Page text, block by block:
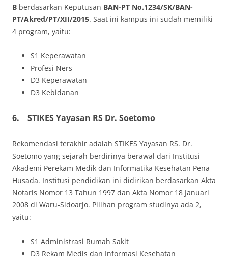
B berdasarkan Keputusan BAN-PT No.1234/SK/BAN-
PT/Akred/PT/XII/2015. Saat ini kampus ini sudah memiliki
4 program, yaitu:
S1 Keperawatan
Profesi Ners
D3 Keperawatan
D3 Kebidanan
6. STIKES Yayasan RS Dr. Soetomo
Rekomendasi terakhir adalah STIKES Yayasan RS. Dr.
Soetomo yang sejarah berdirinya berawal dari Institusi
Akademi Perekam Medik dan Informatika Kesehatan Pena
Husada. Institusi pendidikan ini didirikan berdasarkan Akta
Notaris Nomor 13 Tahun 1997 dan Akta Nomor 18 Januari
2008 di Waru-Sidoarjo. Pilihan program studinya ada 2,
yaitu:
S1 Administrasi Rumah Sakit
D3 Rekam Medis dan Informasi Kesehatan